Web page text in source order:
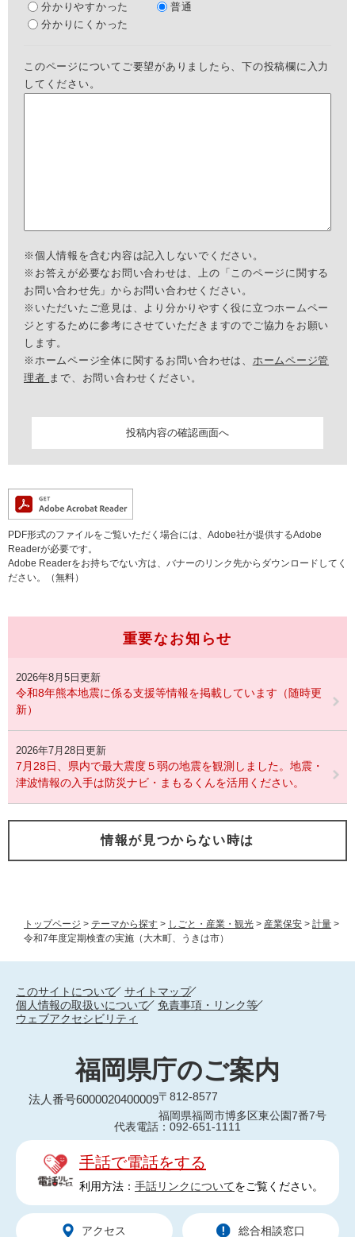
トップページ > テーマから探す > しごと・産業・観光 > 産業保安 > 計量 >
令和7年度定期検査の実施（大木町、うきは市）
分かりやすかった
普通
分かりにくかった
このページについてご要望がありましたら、下の投稿欄に入力
してください。
※個人情報を含む内容は記入しないでください。
※お答えが必要なお問い合わせは、上の「このページに関する
お問い合わせ先」からお問い合わせください。
※いただいたご意見は、より分かりやすく役に立つホームペー
ジとするために参考にさせていただきますのでご協力をお願い
します。
※ホームページ全体に関するお問い合わせは、 ホームページ管
理者 まで、お問い合わせください。
PDF形式のファイルをご覧いただく場合には、Adobe社が提供するAdobe
Readerが必要です。
Adobe Readerをお持ちでない方は、バナーのリンク先からダウンロードしてく
ださい。（無料）
重要なお知らせ
2026年8月5日更新
令和8年熊本地震に係る支援等情報を掲載しています（随時更
新）
2026年7月28日更新
7月28日、県内で最大震度５弱の地震を観測しました。地震・
津波情報の入手は防災ナビ・まもるくんを活用ください。
情報が見つからない時は
このサイトについて
サイトマップ
個人情報の取扱いについて
免責事項・リンク等
ウェブアクセシビリティ
福岡県庁のご案内
法人番号6000020400009〒812-8577
福岡県福岡市博多区東公園7番7号
代表電話：092-651-1111
手話で電話をする
利用方法： 手話リンクについてをご覧ください。
アクセス 総合相談窓口